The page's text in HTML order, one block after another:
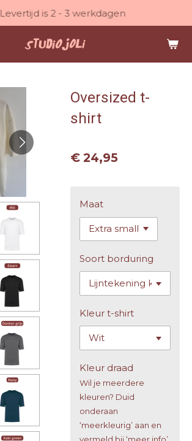
Levertijd is 2 - 3 werkdagen
Oversized t-
shirt
€ 24,95
Maat
Soort borduring
Kleur t-shirt
Kleur draad
Wil je meerdere
kleuren? Duid
onderaan
‘meerkleurig’ aan en
vermeld bij ‘meer info’